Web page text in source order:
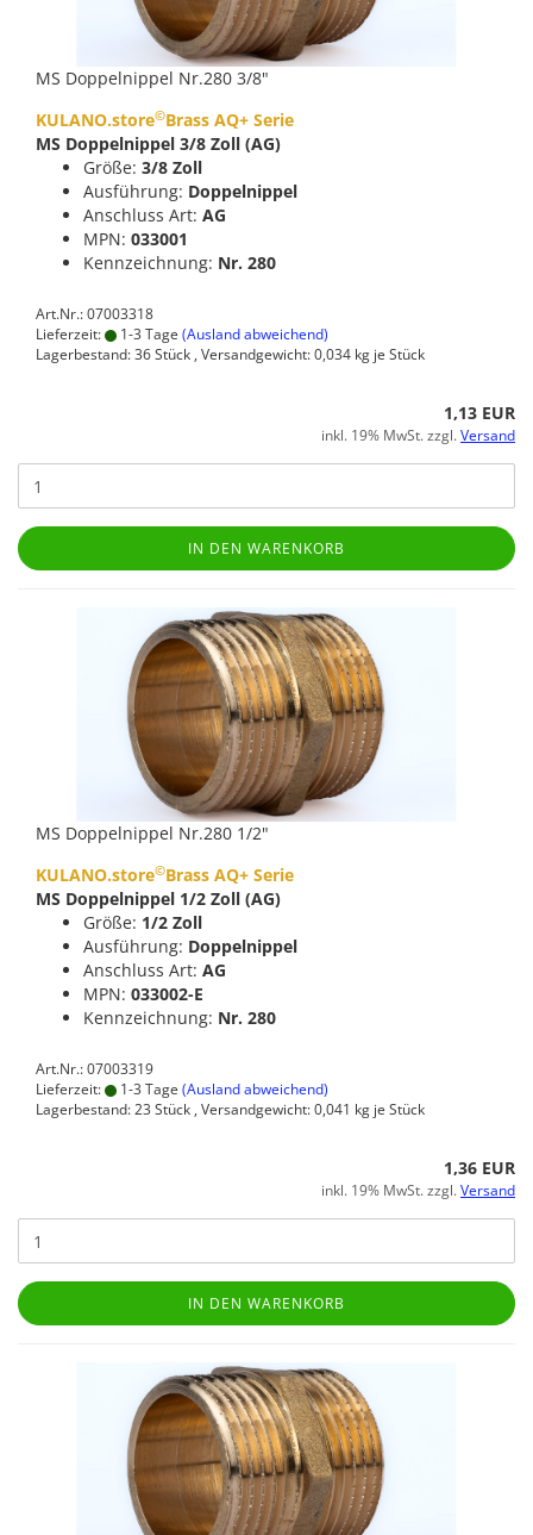
MS Doppelnippel Nr.280 3/8"
KULANO.store©Brass AQ+ Serie
MS Doppelnippel 3/8 Zoll (AG)
Größe: 3/8 Zoll
Ausführung: Doppelnippel
Anschluss Art: AG
MPN: 033001
Kennzeichnung: Nr. 280
Art.Nr.: 07003318
Lieferzeit:
1-3 Tage (Ausland abweichend)
Lagerbestand: 36 Stück , Versandgewicht:0,034 kg je Stück
1,13 EUR
inkl. 19% MwSt. zzgl.Versand
IN DEN WARENKORB
MS Doppelnippel Nr.280 1/2"
KULANO.store©Brass AQ+ Serie
MS Doppelnippel 1/2 Zoll (AG)
Größe: 1/2 Zoll
Ausführung: Doppelnippel
Anschluss Art: AG
MPN: 033002-E
Kennzeichnung: Nr. 280
Art.Nr.: 07003319
Lieferzeit:
1-3 Tage (Ausland abweichend)
Lagerbestand: 23 Stück , Versandgewicht:0,041 kg je Stück
1,36 EUR
inkl. 19% MwSt. zzgl.Versand
IN DEN WARENKORB